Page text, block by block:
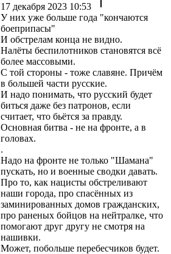
17 декабря 2023 10:53
У них уже больше года "кончаются
боеприпасы"
И обстрелам конца не видно.
Налёты беспилотников становятся всё
более массовыми.
С той стороны - тоже славяне. Причём
в большей части русские.
И надо понимать, что русский будет
биться даже без патронов, если
считает, что бьётся за правду.
Основная битва - не на фронте, а в
головах.
.
Надо на фронте не только "Шамана"
пускать, но и военные сводки давать.
Про то, как нацисты обстреливают
наши города, про спасённых из
заминированных домов гражданских,
про раненых бойцов на нейтралке, что
помогают друг другу не смотря на
нашивки.
Может, побольше перебесчиков будет.